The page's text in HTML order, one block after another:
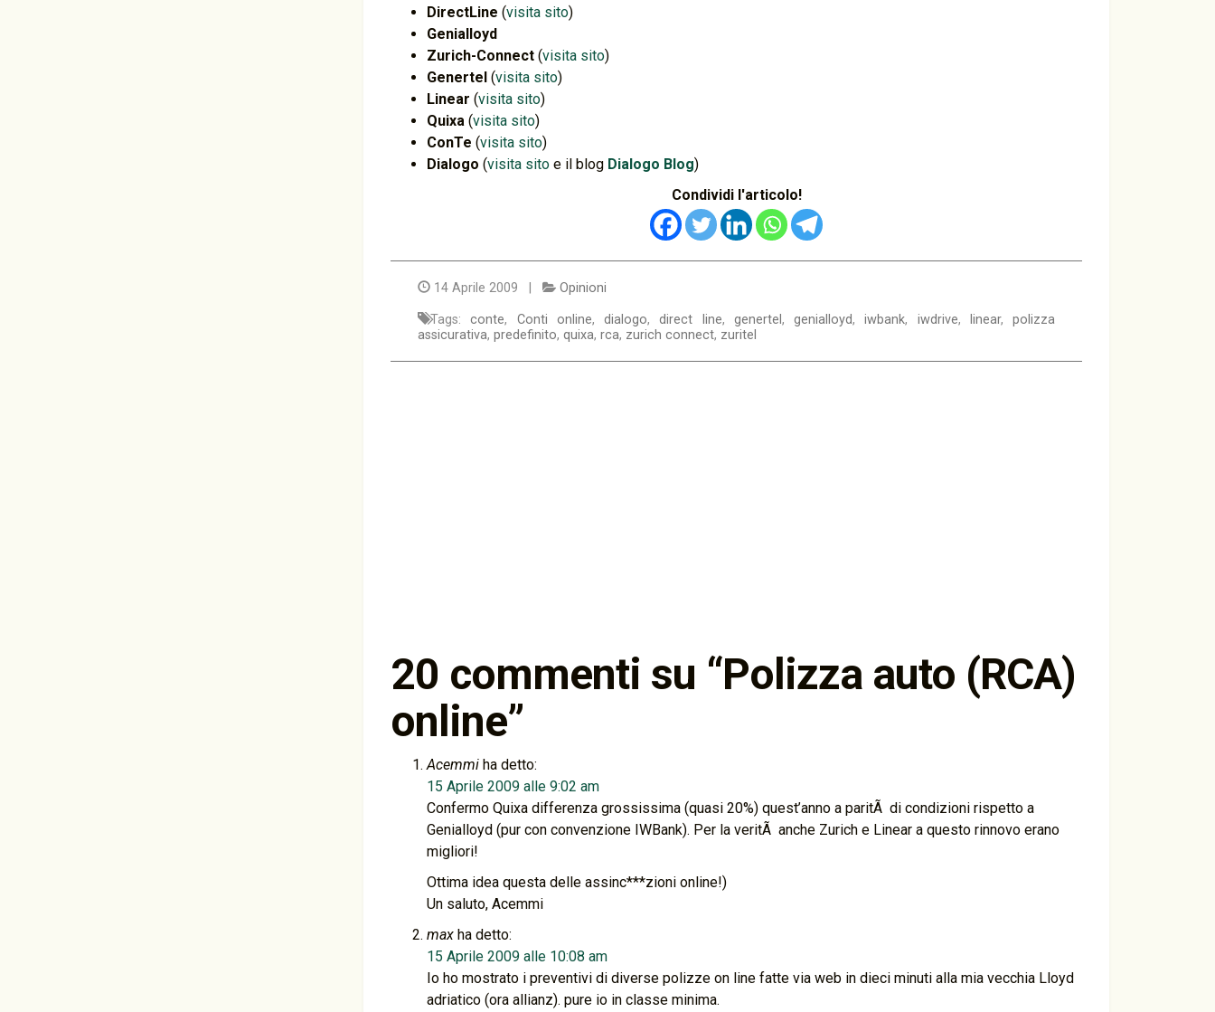
DirectLine (visita sito)
Genialloyd
Zurich-Connect (visita sito)
Genertel (visita sito)
Linear (visita sito)
Quixa (visita sito)
ConTe (visita sito)
Dialogo (visita sito e il blog Dialogo Blog)
Condividi l'articolo!
14 Aprile 2009 | Opinioni
Tags:conte, Conti online, dialogo,direct line, genertel , genialloyd,iwbank, iwdrive, linear, polizza
assicurativa, predefinito, quixa, rca, zurich connect, zuritel
20 commenti su “Polizza auto (RCA)
online”
Acemmi ha detto:
15 Aprile 2009 alle 9:02 am
Confermo Quixa differenza grossissima (quasi 20%) quest’anno a paritÃ di condizioni rispetto a
Genialloyd (pur con convenzione IWBank). Per la veritÃ anche Zurich e Linear a questo rinnovo erano
migliori!
Ottima idea questa delle assinc***zioni online!)
Un saluto, Acemmi
max ha detto:
15 Aprile 2009 alle 10:08 am
Io ho mostrato i preventivi di diverse polizze on line fatte via web in dieci minuti alla mia vecchia Lloyd
adriatico (ora allianz). pure io in classe minima.